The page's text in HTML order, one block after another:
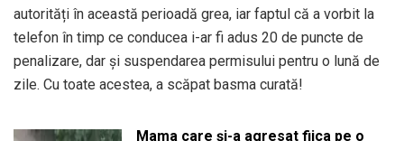
autorități în această perioadă grea, iar faptul că a vorbit la
telefon în timp ce conducea i-ar fi adus 20 de puncte de
penalizare, dar și suspendarea permisului pentru o lună de
zile. Cu toate acestea, a scăpat basma curată!
Mama care și-a agresat fiica pe o